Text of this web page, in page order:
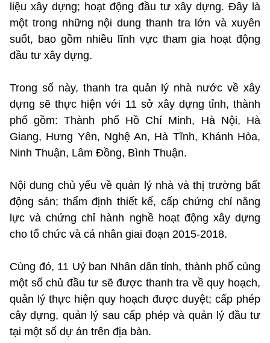
liệu xây dựng; hoạt động đầu tư xây dựng. Đây là
một trong những nội dung thanh tra lớn và xuyên
suốt, bao gồm nhiều lĩnh vực tham gia hoạt động
đầu tư xây dựng.
Trong số này, thanh tra quản lý nhà nước về xây
dựng sẽ thực hiện với 11 sở xây dựng tỉnh, thành
phố gồm: Thành phố Hồ Chí Minh, Hà Nội, Hà
Giang, Hưng Yên, Nghệ An, Hà Tĩnh, Khánh Hòa,
Ninh Thuận, Lâm Đồng, Bình Thuận.
Nội dung chủ yếu về quản lý nhà và thị trường bất
động sản; thẩm định thiết kế, cấp chứng chỉ năng
lực và chứng chỉ hành nghề hoạt động xây dựng
cho tổ chức và cá nhân giai đoạn 2015-2018.
Cùng đó, 11 Uỷ ban Nhân dân tỉnh, thành phố cùng
một số chủ đầu tư sẽ được thanh tra về quy hoạch,
quản lý thực hiện quy hoạch được duyệt; cấp phép
cây dựng, quản lý sau cấp phép và quản lý đầu tư
tại một số dự án trên địa bàn.